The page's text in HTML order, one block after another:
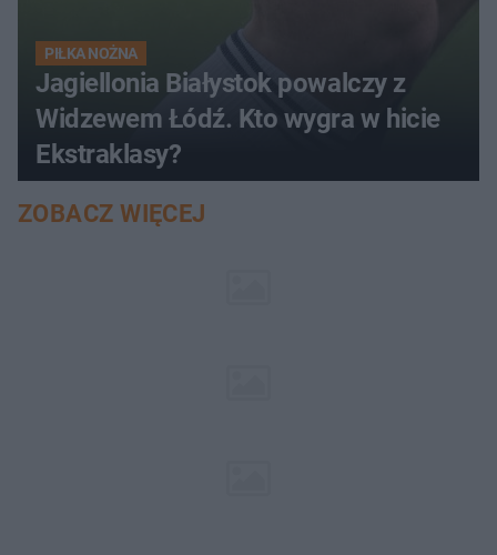
PIŁKA NOŻNA
Jagiellonia Białystok powalczy z
Widzewem Łódź. Kto wygra w hicie
Ekstraklasy?
ZOBACZ WIĘCEJ